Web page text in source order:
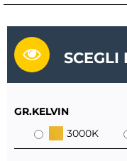
SCEGLI
GR.KELVIN
3000K